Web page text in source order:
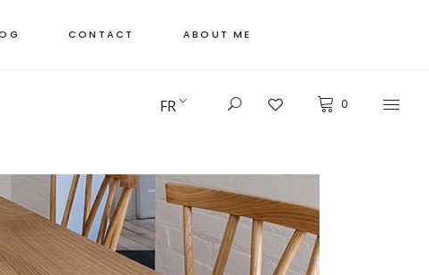
CONTACT ABOUT ME
FR 0